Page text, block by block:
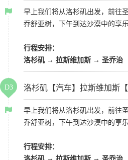
早上我们将从洛杉矶出发，前往
乔舒亚树，下午到达沙漠中的享
行程安排：
洛杉矶 → 拉斯维加斯 → 圣乔治
D3 洛杉矶【汽车】拉斯维加斯
早上我们将从洛杉矶出发，前往
乔舒亚树，下午到达沙漠中的享
行程安排：